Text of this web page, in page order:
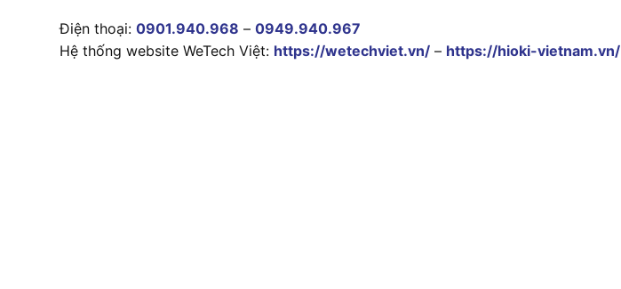
Điện thoại: 0901.940.968 – 0949.940.967
Hệ thống website WeTech Việt: https://wetechviet.vn/ – https://hioki-vietnam.vn/